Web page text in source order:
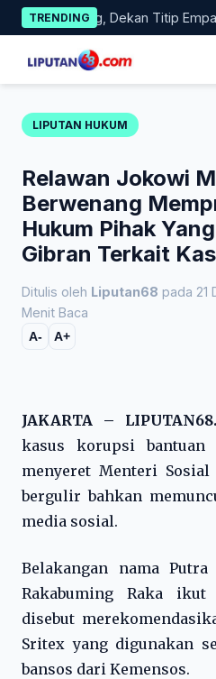
Skip
to
content
TRENDINGDekan Titip Empat
LIPUTAN HUKUM
Relawan Jokowi
Berwenang
Hukum Pihak
Gibran Terkait
Ditulis oleh Liputan68 pada 21
Menit Baca
A- A+
JAKARTA –
kasus korupsi bantuan
menyeret Menteri
bergulir bahkan
media sosial.
Belakangan nama
Rakabuming Raka ikut
disebut
Sritex yang digunakan
bansos dari Kemensos.